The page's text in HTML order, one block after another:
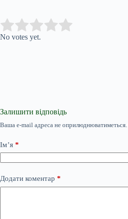
Rate this item:
No votes yet.
Залишити відповідь
Ваша e-mail адреса не оприлюднюватиметься.
Ім’я *
Додати коментар *